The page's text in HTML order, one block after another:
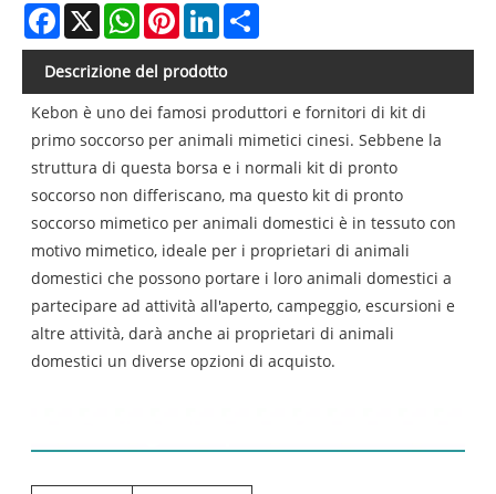
Facebook
X WhatsAppPinterestLinkedIn
Descrizione del prodotto
Kebon è uno dei famosi produttori e fornitori di kit di
primo soccorso per animali mimetici cinesi. Sebbene la
struttura di questa borsa e i normali kit di pronto
soccorso non differiscano, ma questo kit di pronto
soccorso mimetico per animali domestici è in tessuto con
motivo mimetico, ideale per i proprietari di animali
domestici che possono portare i loro animali domestici a
partecipare ad attività all'aperto, campeggio, escursioni e
altre attività, darà anche ai proprietari di animali
domestici un diverse opzioni di acquisto.